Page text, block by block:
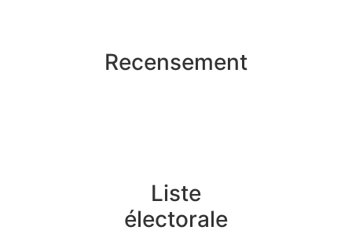
Recensement
Liste
électorale